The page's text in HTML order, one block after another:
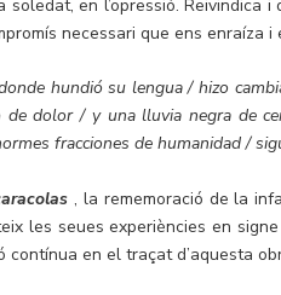
soledat, en l’opressió.
necessari que ens enraíza i
hundió su lengua / hizo
dolor / y una lluvia negra de
fracciones de humanidad /
, la rememoració de la
les seues experiències en
contínua en el traçat d’aquesta